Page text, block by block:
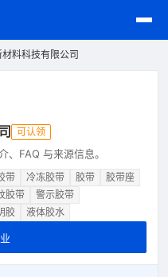
料科技有限公司
可认领
、FAQ 与来源信息。
带 冷冻胶带 胶带
胶带座
胶带
警示胶带
胶 液体胶水